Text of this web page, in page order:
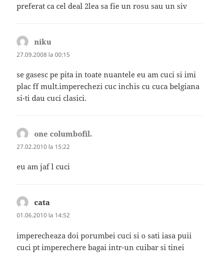
preferat ca cel deal 2lea sa fie un rosu sau un siv
niku
27.09.2008 la 00:15
se gasesc pe pita in toate nuantele eu am cuci si imi
plac ff mult.imperechezi cuc inchis cu cuca belgiana
si-ti dau cuci clasici.
one columbofil.
27.02.2010 la 15:22
eu am jaf l cuci
cata
01.06.2010 la 14:52
imperecheaza doi porumbei cuci si o sati iasa puii
cuci pt imperechere bagai intr-un cuibar si tinei